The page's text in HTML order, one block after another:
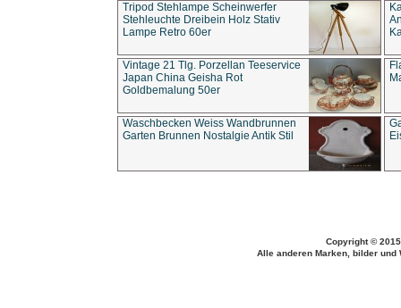
Tripod Stehlampe Scheinwerfer
Stehleuchte Dreibein Holz Stativ
Lampe Retro 60er
Vintage 21 Tlg. Porzellan Teeservice
Japan China Geisha Rot
Goldbemalung 50er
Waschbecken Weiss Wandbrunnen
Garten Brunnen Nostalgie Antik Stil
Copyright ©
Alle anderen Marken, bilder und